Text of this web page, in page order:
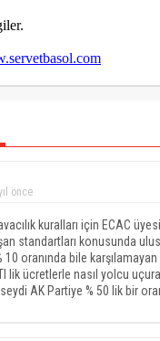
önce
kuralları için ECAC
standartları konusunda
10 oranında bile
lik ücretlerle nasıl yolcu
AK Partiye % 50 lik bir